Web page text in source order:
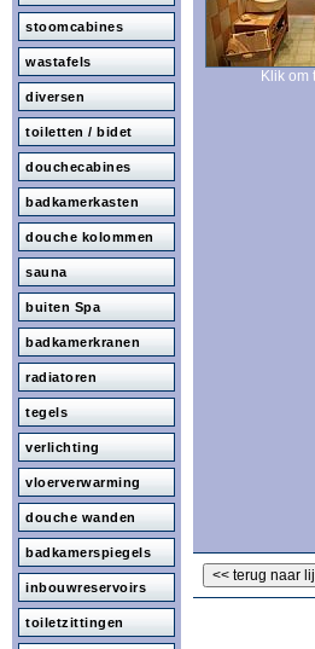
stoomcabines
wastafels
diversen
toiletten / bidet
douchecabines
badkamerkasten
douche kolommen
sauna
buiten Spa
badkamerkranen
radiatoren
tegels
verlichting
vloerverwarming
douche wanden
badkamerspiegels
inbouwreservoirs
toiletzittingen
Klik om